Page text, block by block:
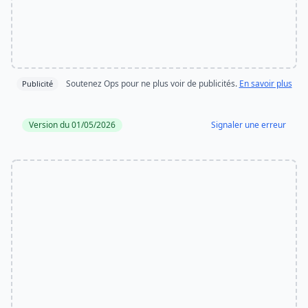
Publicité Soutenez Ops pour ne plus voir de publicités. En savoir plus
Version du 01/05/2026 Signaler une erreur